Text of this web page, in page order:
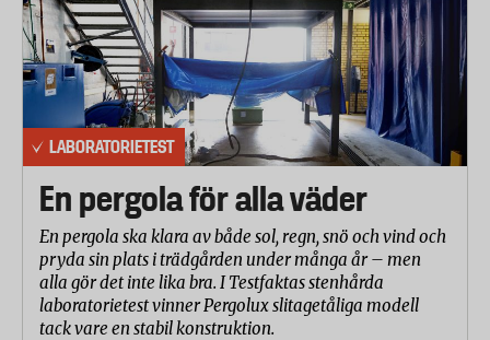
LABORATORIETEST
En pergola för alla väder
En pergola ska klara av både sol, regn, snö och vind och
pryda sin plats i trädgården under många år – men
alla gör det inte lika bra. I Testfaktas stenhårda
laboratorietest vinner Pergolux slitagetåliga modell
tack vare en stabil konstruktion.